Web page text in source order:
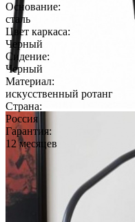
Основание:
сталь
Цвет каркаса:
Черный
Сидение:
Черный
Материал:
искусственный ротанг
Страна:
Россия
Гарантия:
12 месяцев